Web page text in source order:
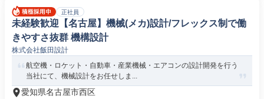
正社員
未経験歓迎【名古屋】機械(メカ)設計/フレックス制で働
きやすさ抜群 機構設計
株式会社飯田設計
航空機・ロケット・自動車・産業機械・エアコンの設計開発を行う
当社にて、機械設計をお任せしま...
愛知県名古屋市西区